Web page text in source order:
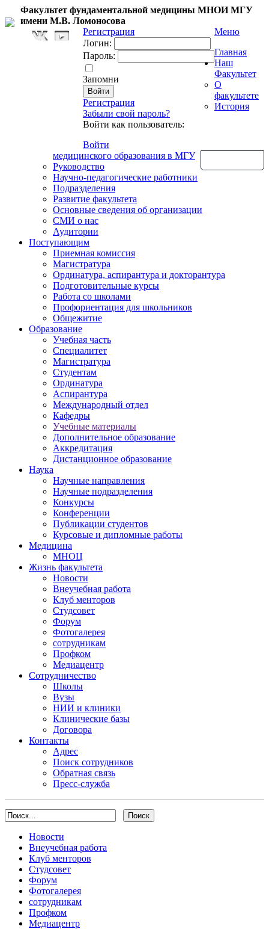
Факультет фундаментальной медицины МНОИ МГУ
имени М.В. Ломоносова
Регистрация
Логин:
Пароль:
Запомни
Регистрация
Забыли свой пароль?
Войти как пользователь:
Войти
Меню
Главная
Наш
Факультет
О
факультете
История
медицинского образования в МГУ
Руководство
Научно-педагогические работники
Подразделения
Развитие факультета
Основные сведения об организации
СМИ о нас
Аудитории
Поступающим
Приемная комиссия
Магистратура
Ординатура, аспирантура и докторантура
Подготовительные курсы
Работа со школами
Профориентация для школьников
Общежитие
Образование
Учебная часть
Специалитет
Магистратура
Студентам
Ординатура
Аспирантура
Международный отдел
Кафедры
Учебные материалы
Дополнительное образование
Аккредитация
Дистанционное образование
Наука
Научные направления
Научные подразделения
Конкурсы
Конференции
Публикации студентов
Курсовые и дипломные работы
Медицина
МНОЦ
Жизнь факультета
Новости
Внеучебная работа
Клуб менторов
Студсовет
Форум
Фотогалерея
сотрудникам
Профком
Медиацентр
Сотрудничество
Школы
Вузы
НИИ и клиники
Клинические базы
Договора
Контакты
Адрес
Поиск сотрудников
Обратная связь
Пресс-служба
Новости
Внеучебная работа
Клуб менторов
Студсовет
Форум
Фотогалерея
сотрудникам
Профком
Медиацентр